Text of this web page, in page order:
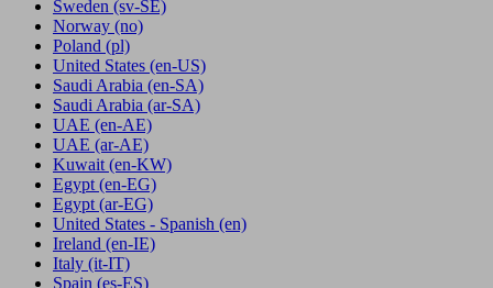
Sweden (sv-SE)
Norway (no)
Poland (pl)
United States (en-US)
Saudi Arabia (en-SA)
Saudi Arabia (ar-SA)
UAE (en-AE)
UAE (ar-AE)
Kuwait (en-KW)
Egypt (en-EG)
Egypt (ar-EG)
United States - Spanish (en)
Ireland (en-IE)
Italy (it-IT)
Spain (es-ES)